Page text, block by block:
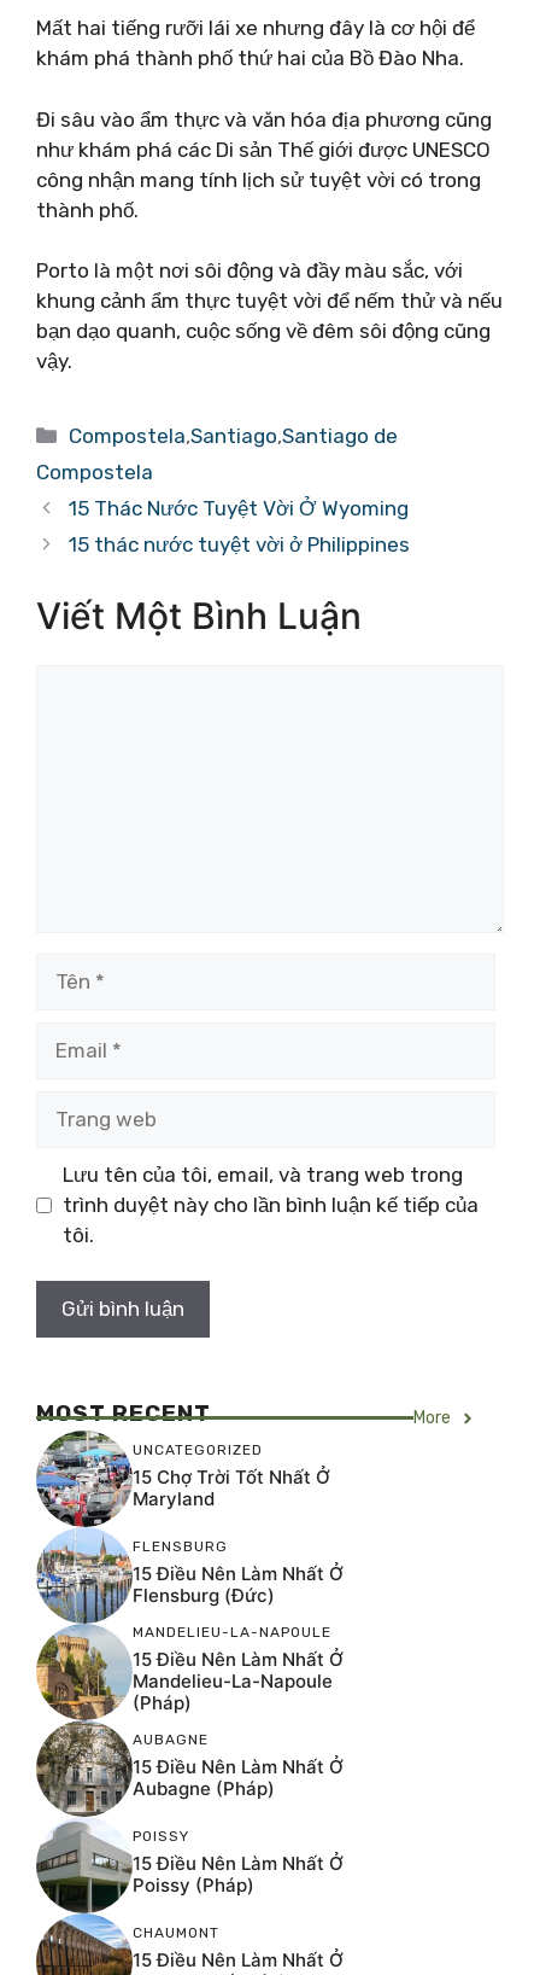
Mất hai tiếng rưỡi lái xe nhưng đây là cơ hội để
khám phá thành phố thứ hai của Bồ Đào Nha.
Đi sâu vào ẩm thực và văn hóa địa phương cũng
như khám phá các Di sản Thế giới được UNESCO
công nhận mang tính lịch sử tuyệt vời có trong
thành phố.
Porto là một nơi sôi động và đầy màu sắc, với
khung cảnh ẩm thực tuyệt vời để nếm thử và nếu
bạn dạo quanh, cuộc sống về đêm sôi động cũng
vậy.
Danh
Compostela,Santiago,Santiago de
Compostela
15 Thác Nước Tuyệt Vời Ở Wyoming
15 thác nước tuyệt vời ở Philippines
Viết Một Bình Luận
web
Lưu tên của tôi, email, và trang web trong
trình duyệt này cho lần bình luận kế tiếp của
tôi.
MOST RECENT More
UNCATEGORIZED
15 Chợ Trời Tốt Nhất Ở
Maryland
FLENSBURG
15 Điều Nên Làm Nhất Ở
Flensburg (Đức)
MANDELIEU-LA-NAPOULE
15 Điều Nên Làm Nhất Ở
Mandelieu-La-Napoule
(Pháp)
AUBAGNE
15 Điều Nên Làm Nhất Ở
Aubagne (Pháp)
POISSY
15 Điều Nên Làm Nhất Ở
Poissy (Pháp)
CHAUMONT
15 Điều Nên Làm Nhất Ở